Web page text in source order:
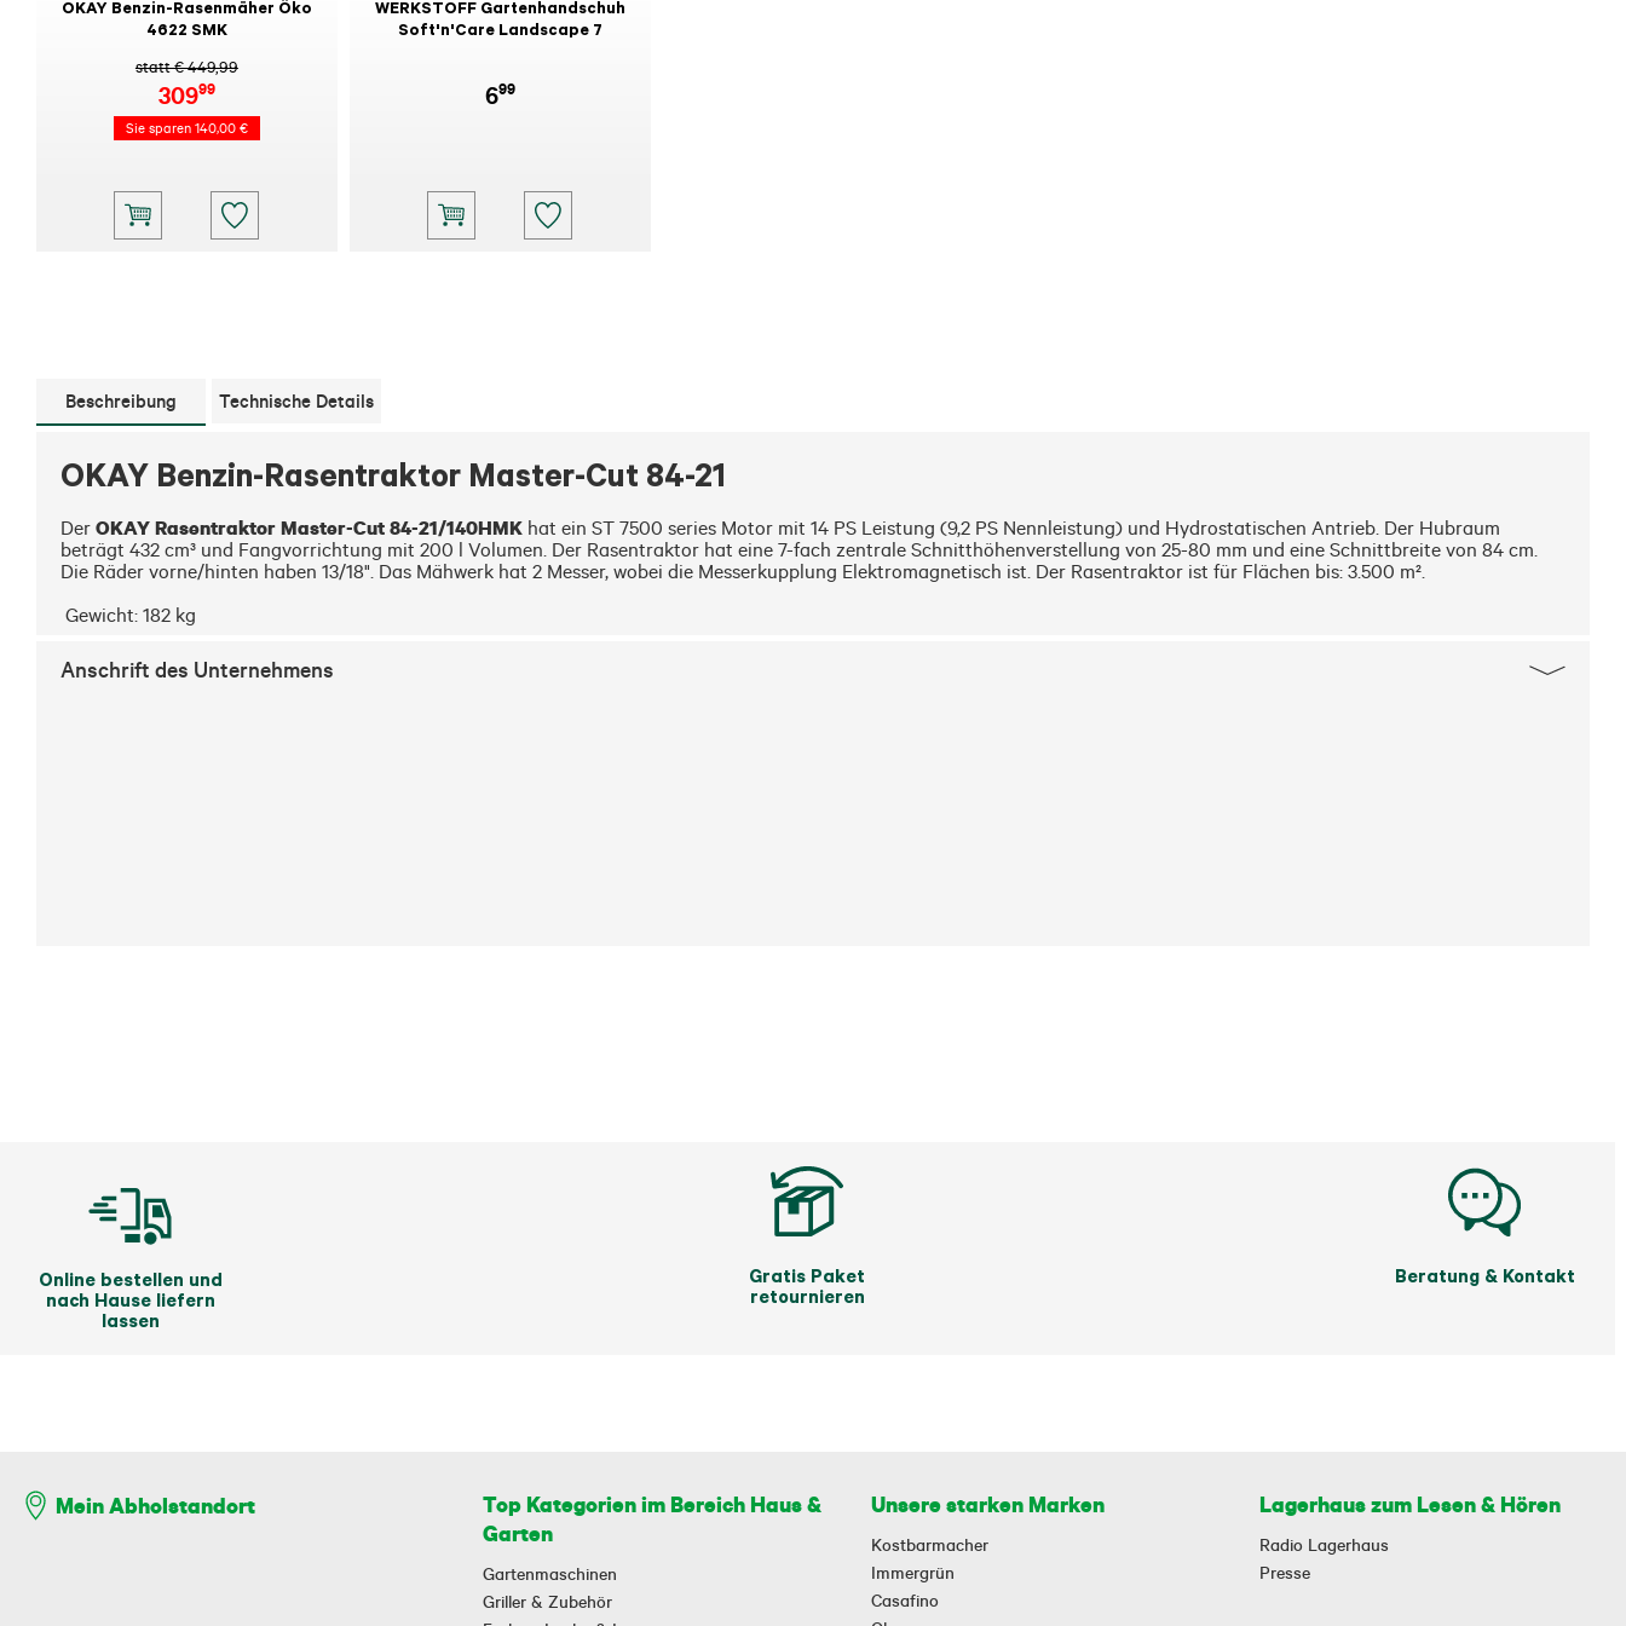
OKAY Benzin-Rasenmäher Öko
4622 SMK
statt € 449,99
Sie sparen 140,00 €
30999
WERKSTOFF Gartenhandschuh
Soft'n'Care Landscape 7
699
Beschreibung Technische Details
OKAY Benzin-Rasentraktor Master-Cut 84-21
Der OKAY Rasentraktor Master-Cut 84-21/140HMK hat ein ST 7500 series Motor mit 14 PS Leistung (9,2 PS Nennleistung) und Hydrostatischen Antrieb. Der Hubraum
beträgt 432 cm³ und Fangvorrichtung mit 200 l Volumen. Der Rasentraktor hat eine 7-fach zentrale Schnitthöhenverstellung von 25-80 mm und eine Schnittbreite von 84 cm.
Die Räder vorne/hinten haben 13/18". Das Mähwerk hat 2 Messer, wobei die Messerkupplung Elektromagnetisch ist. Der Rasentraktor ist für Flächen bis: 3.500 m².
Gewicht: 182 kg
Anschrift des Unternehmens
Online bestellen und
nach Hause liefern
lassen
Gratis Paket
retournieren
Beratung & Kontakt
Mein Abholstandort
Top Kategorien im Bereich Haus &
Garten
Gartenmaschinen
Griller & Zubehör
Unsere starken Marken
Kostbarmacher
Immergrün
Casafino
Lagerhaus zum Lesen & Hören
Radio Lagerhaus
Presse